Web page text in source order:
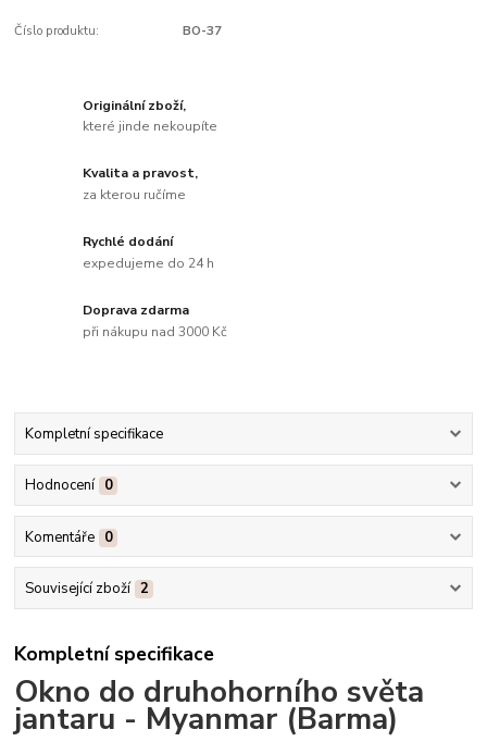
Číslo produktu: BO-37
Originální zboží,
které jinde nekoupíte
Kvalita a pravost,
za kterou ručíme
Rychlé dodání
expedujeme do 24 h
Doprava zdarma
při nákupu nad 3000 Kč
Kompletní specifikace
Hodnocení 0
Komentáře 0
Související zboží 2
Kompletní specifikace
Okno do druhohorního světa
jantaru - Myanmar (Barma)